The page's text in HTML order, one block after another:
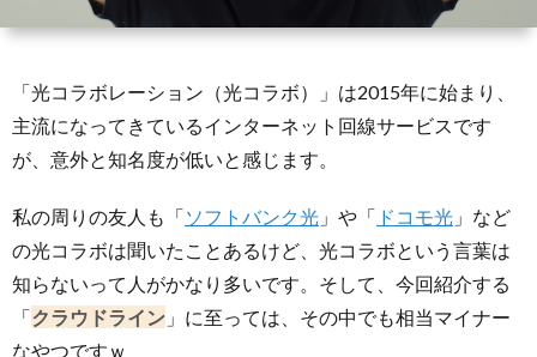
ー種
モ
バ
格
「光コラボレーション（光コラボ）」は2015年に始まり、
主流になってきているインターネット回線サービスです
が、意外と知名度が低いと感じます。
私の周りの友人も「ソフトバンク光 」や「 ドコモ光 」など
の光コラボは聞いたことあるけど、光コラボという言葉は
知らないって人がかなり多いです。そして、今回紹介する
「クラウドライン 」に至っては、その中でも相当マイナー
なやつですｗ